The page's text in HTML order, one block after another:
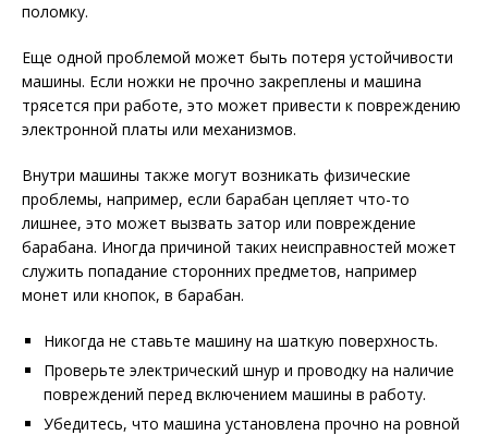
поломку.
Еще одной проблемой может быть потеря устойчивости
машины. Если ножки не прочно закреплены и машина
трясется при работе, это может привести к повреждению
электронной платы или механизмов.
Внутри машины также могут возникать физические
проблемы, например, если барабан цепляет что-то
лишнее, это может вызвать затор или повреждение
барабана. Иногда причиной таких неисправностей может
служить попадание сторонних предметов, например
монет или кнопок, в барабан.
Никогда не ставьте машину на шаткую поверхность.
Проверьте электрический шнур и проводку на наличие
повреждений перед включением машины в работу.
Убедитесь, что машина установлена прочно на ровной